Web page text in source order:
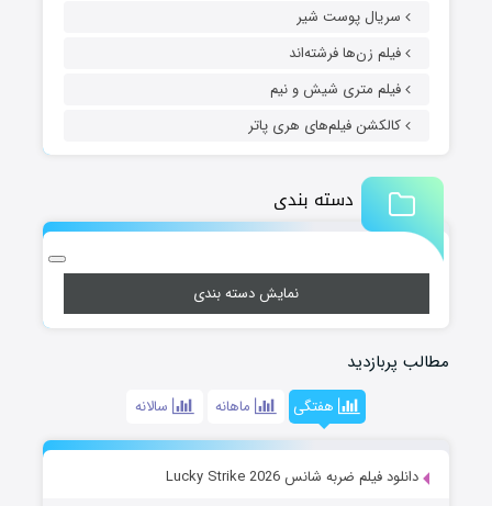
سریال پوست شیر
فیلم زن‌ها فرشته‌اند
فیلم متری شیش و نیم
کالکشن فیلم‌های هری پاتر
دسته بندی
نمایش دسته بندی
مطالب پربازدید
هفتگی ماهانه سالانه
دانلود فیلم ضربه شانس Lucky Strike 2026